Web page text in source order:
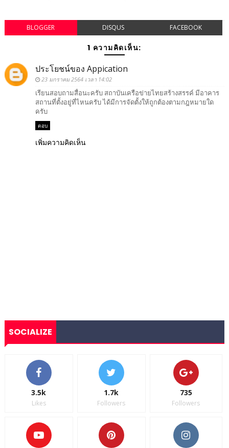
BLOGGER DISQUS FACEBOOK
1 ความคิดเห็น:
ประโยชน์ของ Appication
23 มกราคม 2564 เวลา 14:02
เรียนสอบถามสื่อนะครับ สถาบันเครือข่ายไทยสร้างสรรค์ มีอาคาร
สถานที่ตั้งอยู่ที่ไหนครับ ได้มีการจัดตั้งให้ถูกต้องตามกฎหมายใด
ครับ
ตอบ
เพิ่มความคิดเห็น
SOCIALIZE
3.5k
Likes
1.7k
Followers
735
Followers